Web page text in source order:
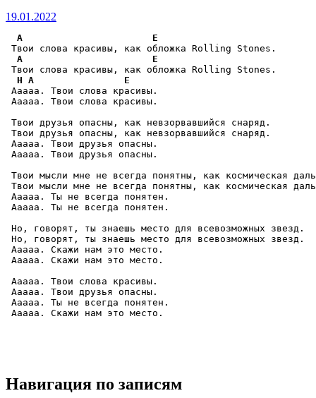
19.01.2022
A
E
Твои слова красивы, как обложка Rolling Stones.
A
E
Твои слова красивы, как обложка Rolling Stones.
H A
E
Ааааа. Твои слова красивы.
Ааааа. Твои слова красивы.
Твои друзья опасны, как невзорвавшийся снаряд.
Твои друзья опасны, как невзорвавшийся снаряд.
Ааааа. Твои друзья опасны.
Ааааа. Твои друзья опасны.
Твои мысли мне не всегда понятны, как космическая
Твои мысли мне не всегда понятны, как космическая
Ааааа. Ты не всегда понятен.
Ааааа. Ты не всегда понятен.
Но, говорят, ты знаешь место для всевозможных звезд.
Но, говорят, ты знаешь место для всевозможных звезд.
Ааааа. Скажи нам это место.
Ааааа. Скажи нам это место.
Ааааа. Твои слова красивы.
Ааааа. Твои друзья опасны.
Ааааа. Ты не всегда понятен.
Ааааа. Скажи нам это место.
Навигация по записям